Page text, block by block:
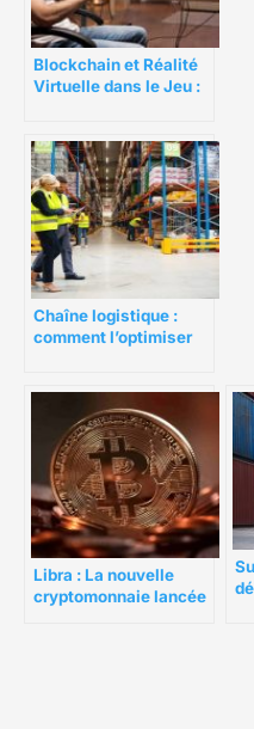
Blockchain et Réalité
Virtuelle dans le Jeu :
Chaîne logistique :
comment l’optimiser
Libra : La nouvelle
cryptomonnaie lancée